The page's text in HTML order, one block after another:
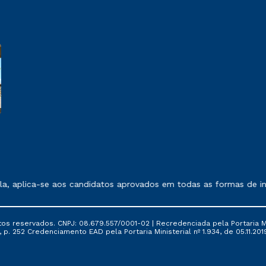
no contrato de prestação de serviços.
se aos candidatos aprovados em todas as formas de
reservados. CNPJ: 08.679.557/0001-02 | Recredenciada pela Portaria
p. 252 Credenciamento EAD pela Portaria Ministerial nº 1.934, de